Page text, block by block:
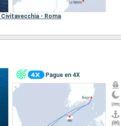
Civitavecchia - Roma
Pague en 4X